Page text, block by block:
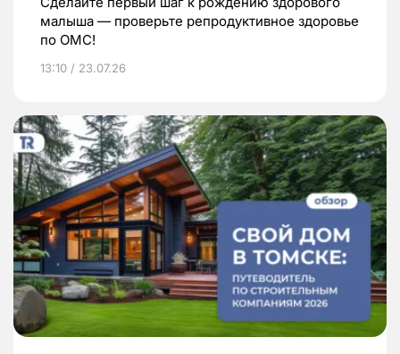
малыша — проверьте репродуктивное здоровье
по ОМС!
13:10 / 23.07.26